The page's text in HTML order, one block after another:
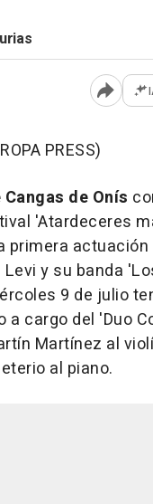
Abrir
PRESS)
de Onís
'Atardeceres
primera
y su banda
9 de julio
a cargo del 'Duo
Martínez al
al piano.